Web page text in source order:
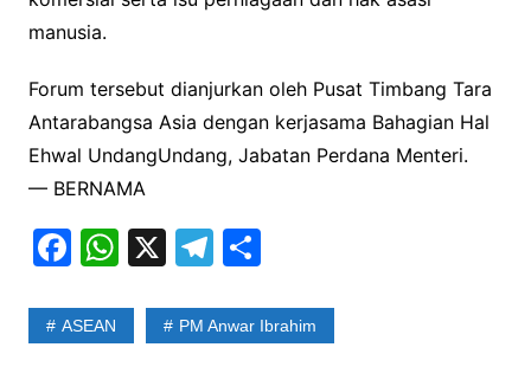
manusia.
Forum tersebut dianjurkan oleh Pusat Timbang Tara
Antarabangsa Asia dengan kerjasama Bahagian Hal
Ehwal UndangUndang, Jabatan Perdana Menteri.
— BERNAMA
F
c
W
at
X T
e
S
ar
ASEAN PM Anwar Ibrahim